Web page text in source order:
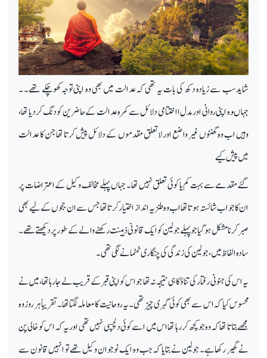
شاید سب سے زیادہ دکھ کی بات یہ تھی کہ عدالت میں بھی وہ اپنی توجہ کھوچکے تھے۔ ۔
جہاںوہ اپنی روانی اورمدل ااختتامی دلائل سے کمرہ عدالت کے حاضرین کو دنگ کر دیا تھا،
وہیں اب وہ گھنٹوں غیر واضع اور لاتعلق مقدموں کے دلائل پیش کرتا تھا جن کا عدالت
میں پیش کیے
گئے مقدمے سے بہت کم یا کوئی تعلق نہیں تھا۔ جہاں پہلے مخالف وکیل کے اعتراضات پر
ان کا جواب شائستہ ہوتا تھا اب وہ طنزیہ انداز اختیار کرتا تھا جس سے ان ججوں کے لیے بھی
صبر کرنا مشکل ہو گیا جو پہلے جولین کو ایک قانونی ذہینت رکھنے والے کے طور پر دیکھتے تھے۔
سادہ الفاظ میں،جولین کی زندگی کی چنگاری ٹمٹمانے لگی تھی۔
یہ اس کی جنونی رفتار کی تناؤ کا ہی نتیجہ نہ تھا جو اس کو اپنی قبر کے قریب لے جا رہا تھا،میں نے
محسوس کیا کہ اس سے بھی کوئی گہری چیز تھی۔یہ روحانیت کا معاملہ لگتاتھا۔ تقریباً ہر روز وہ
مجھے بتاتا تھا کہ وہ جو کچھ کر رہا تھا اس میں اسے کوئی دلچسپی نہیں تھی اور یہ کہ اس کو خالی پن
نے گھیر رکھاہے۔ جولین نے بتایا کہ جب وہ ایک نوجوان وکیل تھے تو انہیں قانون سے